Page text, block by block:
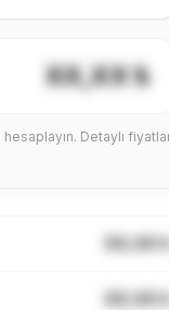
XX,XX ₺
hesaplayın. Detaylı
XX,XX ₺
XX,XX ₺